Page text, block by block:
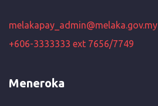
melakapay_admin@melaka.gov.my
+606-3333333 ext 7656/7749
Meneroka